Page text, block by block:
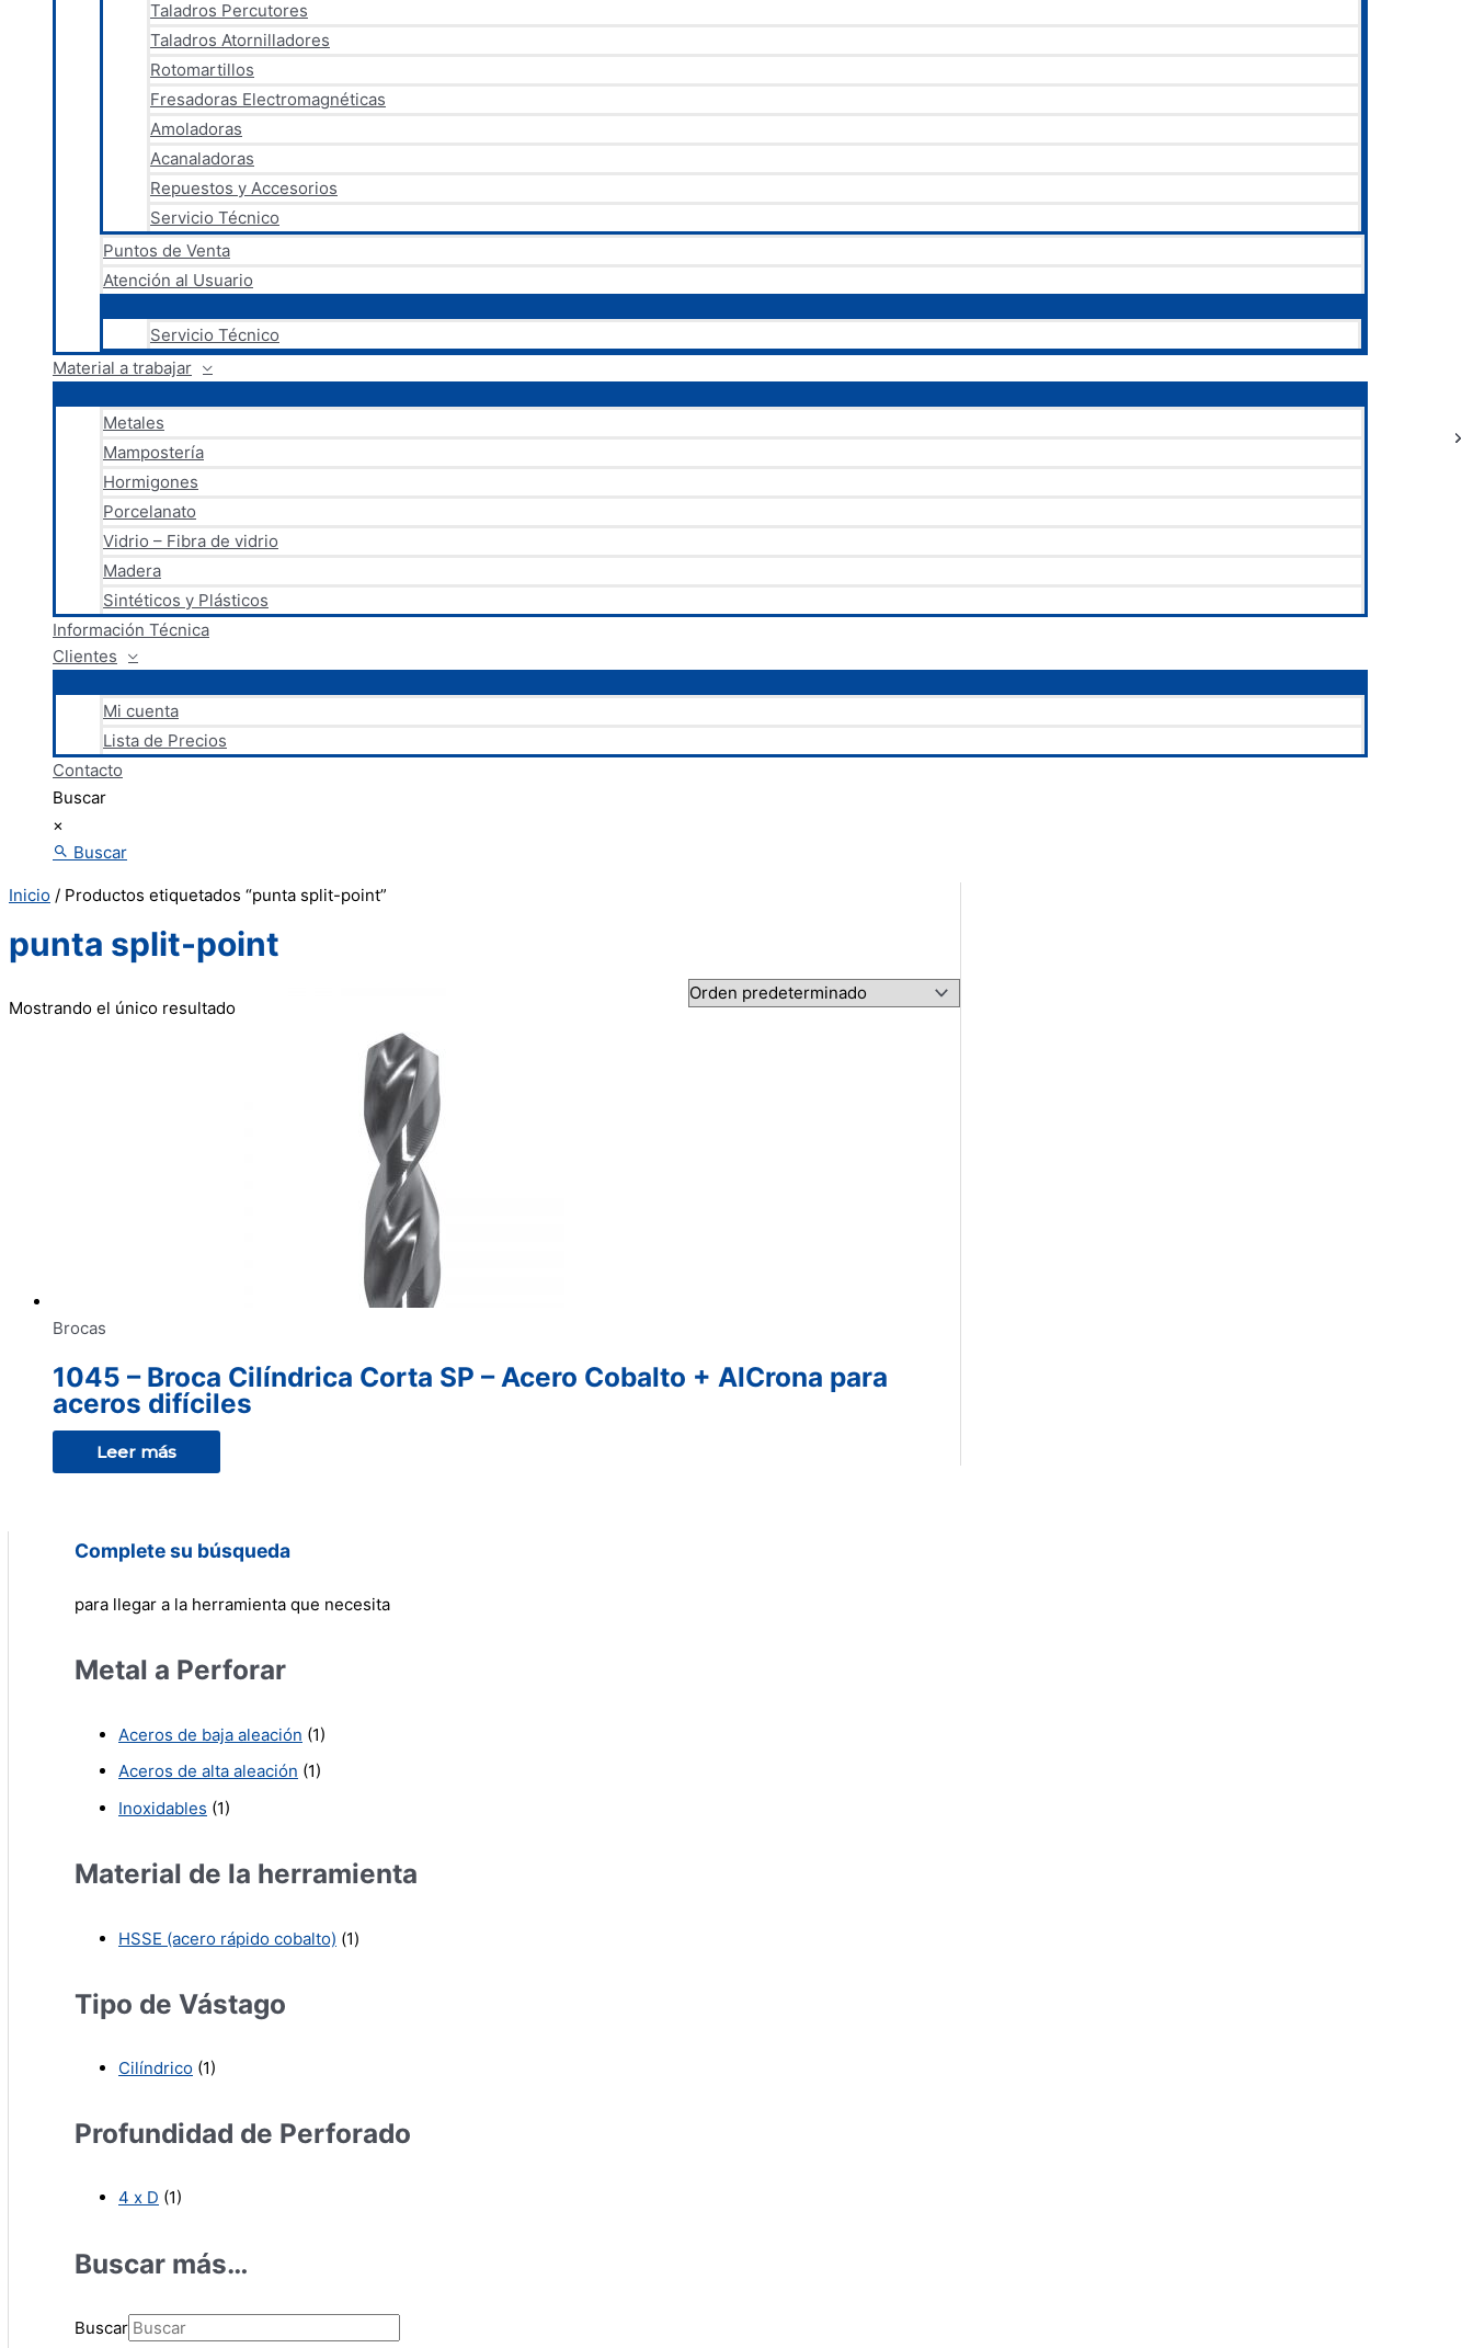
Taladros Percutores
Taladros Atornilladores
Rotomartillos
Fresadoras Electromagnéticas
Amoladoras
Acanaladoras
Repuestos y Accesorios
Servicio Técnico
Puntos de Venta
Atención al Usuario
Servicio Técnico
Material a trabajar
Metales
Mampostería
Hormigones
Porcelanato
Vidrio – Fibra de vidrio
Madera
Sintéticos y Plásticos
Información Técnica
Clientes
Mi cuenta
Lista de Precios
Contacto
Buscar
×
Buscar
Inicio / Productos etiquetados “punta split-point”
punta split-point
Mostrando el único resultado
Brocas
1045 – Broca Cilíndrica Corta SP – Acero Cobalto + AlCrona para
aceros difíciles
Leer más
Complete su búsqueda
para llegar a la herramienta que necesita
Metal a Perforar
Aceros de baja aleación (1)
Aceros de alta aleación (1)
Inoxidables (1)
Material de la herramienta
HSSE (acero rápido cobalto) (1)
Tipo de Vástago
Cilíndrico (1)
Profundidad de Perforado
4 x D (1)
Buscar más…
Buscar